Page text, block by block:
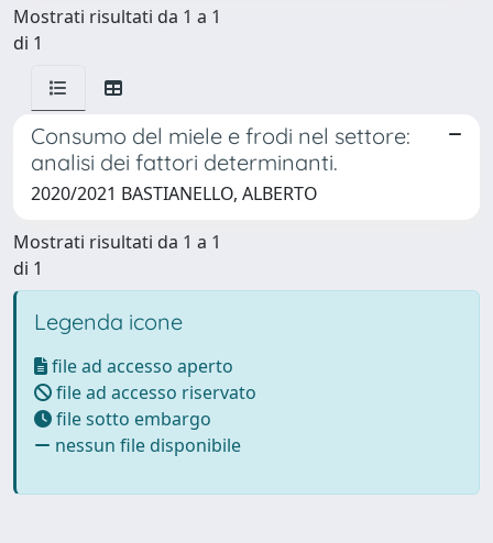
Mostrati risultati da 1 a 1
di 1
Consumo del miele e frodi nel settore:
analisi dei fattori determinanti.
2020/2021 BASTIANELLO, ALBERTO
Mostrati risultati da 1 a 1
di 1
Legenda icone
file ad accesso aperto
file ad accesso riservato
file sotto embargo
nessun file disponibile